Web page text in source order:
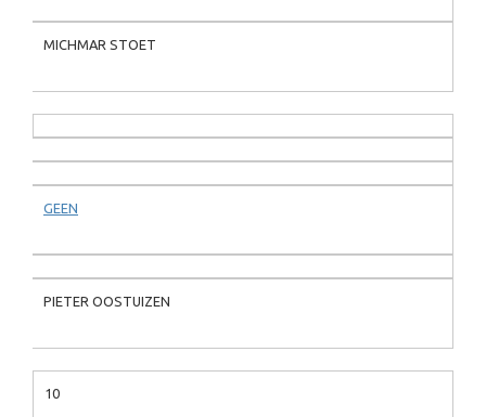
MICHMAR STOET
GEEN
PIETER OOSTUIZEN
10